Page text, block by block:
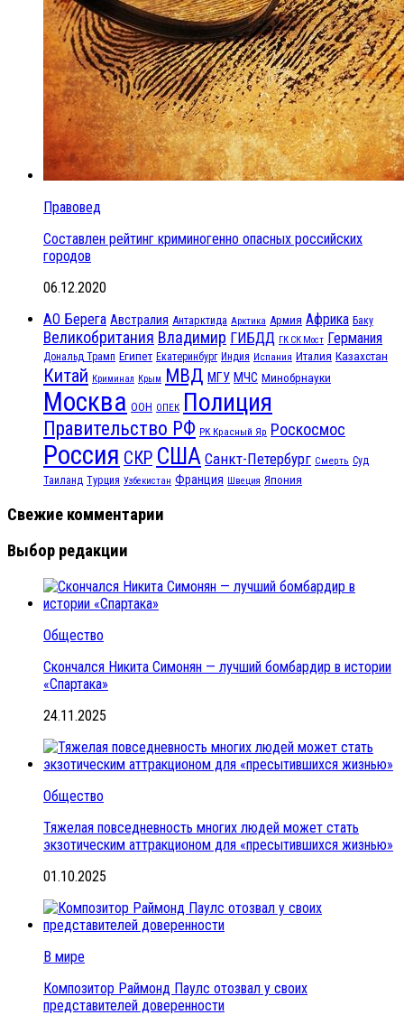
Правовед
Составлен рейтинг криминогенно опасных российских
городов
06.12.2020
АО Берега Австралия Антарктида Арктика Армия Африка Баку
Великобритания Владимир ГИБДД ГК СК Мост Германия
Дональд Трамп Египет Екатеринбург Индия Испания Италия Казахстан
Китай Криминал Крым МВД МГУ МЧС Минобрнауки
Москва ООН ОПЕК Полиция
Правительство РФ РК Красный Яр Роскосмос
Россия СКР США Санкт-Петербург Смерть Суд
Таиланд Турция Узбекистан Франция Швеция Япония
Свежие комментарии
Выбор редакции
Общество
Скончался Никита Симонян — лучший бомбардир в истории
«Спартака»
24.11.2025
Общество
Тяжелая повседневность многих людей может стать
экзотическим аттракционом для «пресытившихся жизнью»
01.10.2025
В мире
Композитор Раймонд Паулс отозвал у своих
представителей доверенности